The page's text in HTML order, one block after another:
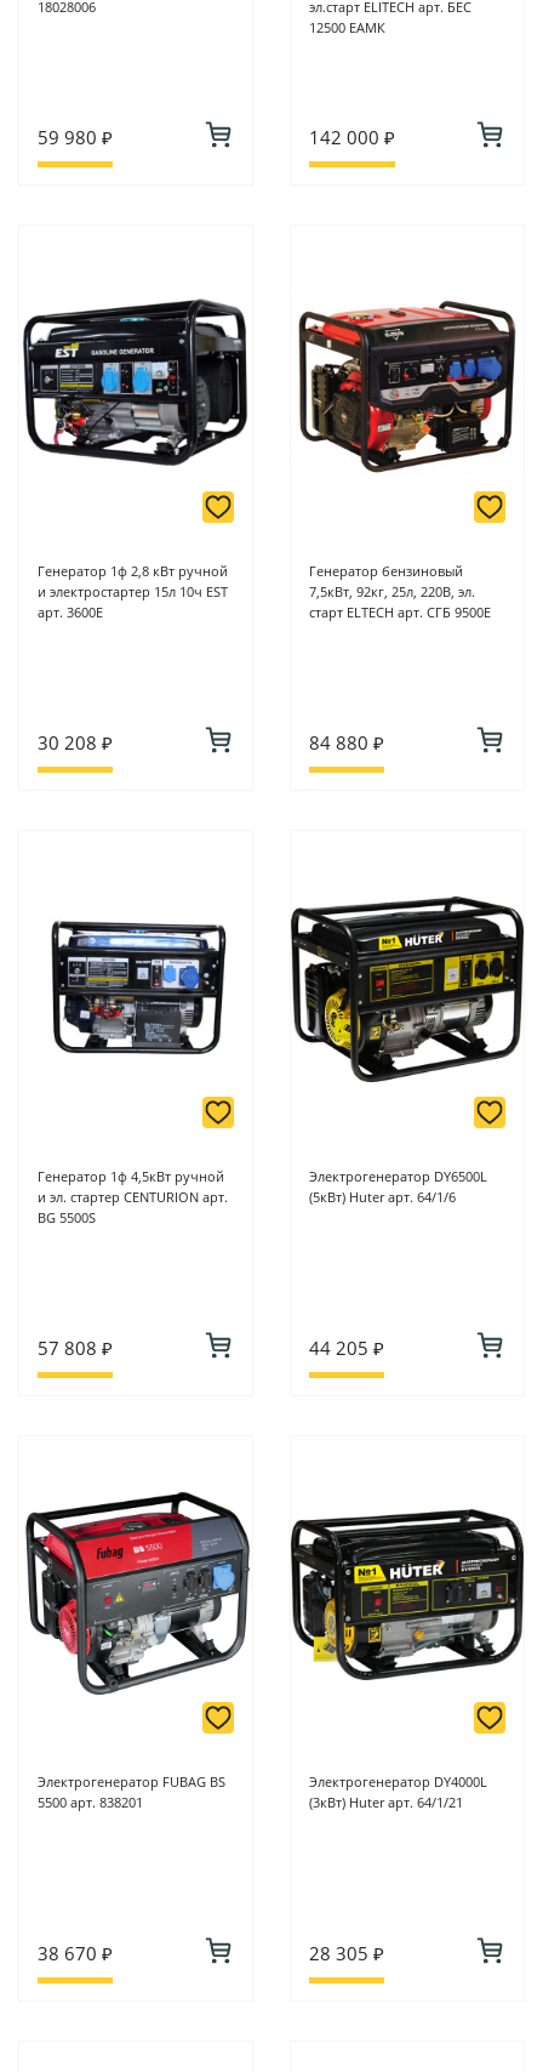
18028006
59 980 ₽
эл.старт ELITECH арт. БЕС
12500 ЕАМК
142 000 ₽
Генератор 1ф 2,8 кВт ручной
и электростартер 15л 10ч ЕST
арт. 3600Е
30 208 ₽
Генератор бензиновый
7,5кВт, 92кг, 25л, 220В, эл.
старт ELTECH арт. СГБ 9500Е
84 880 ₽
Генератор 1ф 4,5кВт ручной
и эл. стартер CENTURION арт.
BG 5500S
57 808 ₽
Электрогенератор DY6500L
(5кВт) Huter арт. 64/1/6
44 205 ₽
Электрогенератор FUBAG BS
5500 арт. 838201
38 670 ₽
Электрогенератор DY4000L
(3кВт) Huter арт. 64/1/21
28 305 ₽